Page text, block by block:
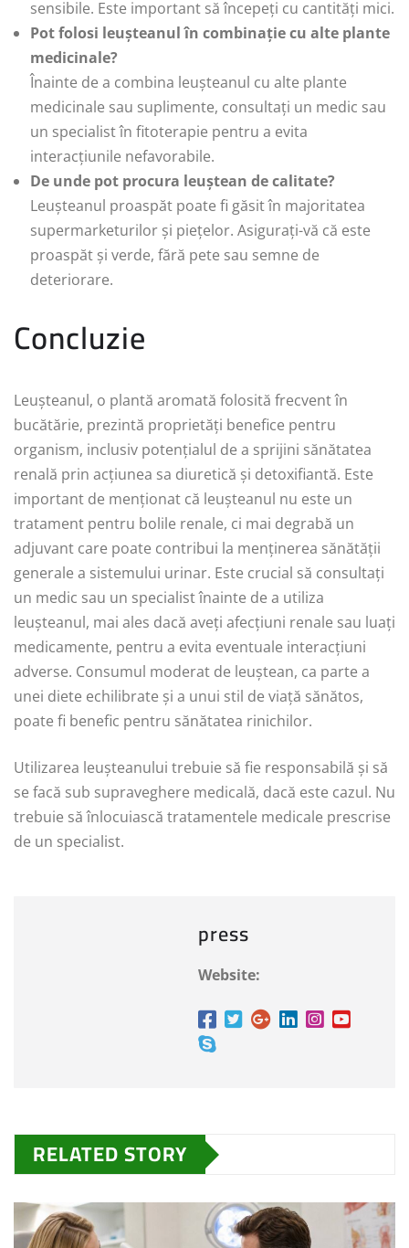
sensibile. Este important să începeți cu cantități mici.
Pot folosi leușteanul în combinație cu alte plante
medicinale?
Înainte de a combina leușteanul cu alte plante
medicinale sau suplimente, consultați un medic sau
un specialist în fitoterapie pentru a evita
interacțiunile nefavorabile.
De unde pot procura leuștean de calitate?
Leușteanul proaspăt poate fi găsit în majoritatea
supermarketurilor și piețelor. Asigurați-vă că este
proaspăt și verde, fără pete sau semne de
deteriorare.
Concluzie
Leușteanul, o plantă aromată folosită frecvent în
bucătărie, prezintă proprietăți benefice pentru
organism, inclusiv potențialul de a sprijini sănătatea
renală prin acțiunea sa diuretică și detoxifiantă. Este
important de menționat că leușteanul nu este un
tratament pentru bolile renale, ci mai degrabă un
adjuvant care poate contribui la menținerea sănătății
generale a sistemului urinar. Este crucial să consultați
un medic sau un specialist înainte de a utiliza
leușteanul, mai ales dacă aveți afecțiuni renale sau luați
medicamente, pentru a evita eventuale interacțiuni
adverse. Consumul moderat de leuștean, ca parte a
unei diete echilibrate și a unui stil de viață sănătos,
poate fi benefic pentru sănătatea rinichilor.
Utilizarea leușteanului trebuie să fie responsabilă și să
se facă sub supraveghere medicală, dacă este cazul. Nu
trebuie să înlocuiască tratamentele medicale prescrise
de un specialist.
press
Website:
RELATED STORY